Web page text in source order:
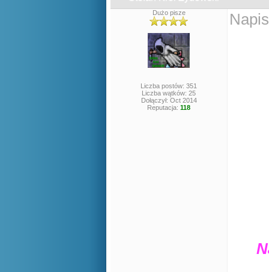
Dużo pisze
Liczba postów: 351
Liczba wątków: 25
Dołączył: Oct 2014
Reputacja: 118